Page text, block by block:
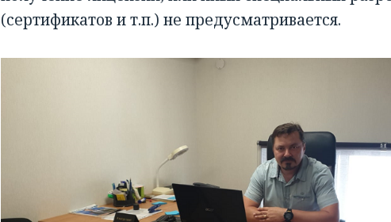
(сертификатов и т.п.) не предусматривается.